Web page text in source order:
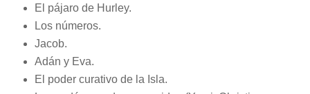
El pájaro de Hurley.
Los números.
Jacob.
Adán y Eva.
El poder curativo de la Isla.